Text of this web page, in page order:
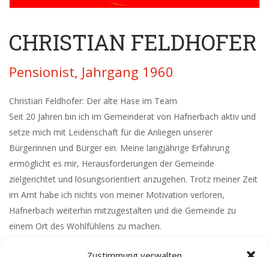
CHRISTIAN FELDHOFER
Pensionist, Jahrgang 1960
Christian Feldhofer: Der alte Hase im Team
Seit 20 Jahren bin ich im Gemeinderat von Hafnerbach aktiv und
setze mich mit Leidenschaft für die Anliegen unserer
Bürgerinnen und Bürger ein. Meine langjährige Erfahrung
ermöglicht es mir, Herausforderungen der Gemeinde
zielgerichtet und lösungsorientiert anzugehen. Trotz meiner Zeit
im Amt habe ich nichts von meiner Motivation verloren,
Hafnerbach weiterhin mitzugestalten und die Gemeinde zu
einem Ort des Wohlfühlens zu machen.